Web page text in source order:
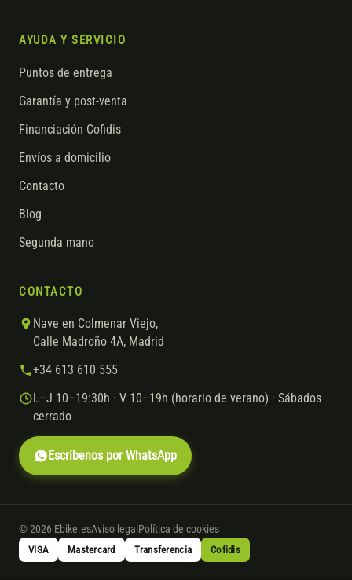
AYUDA Y SERVICIO
Puntos de entrega
Garantía y post-venta
Financiación Cofidis
Envíos a domicilio
Contacto
Blog
Segunda mano
CONTACTO
Nave en Colmenar Viejo,
Calle Madroño 4A, Madrid
+34 613 610 555
L–J 10–19:30h · V 10–19h (horario de verano) · Sábados
cerrado
Escríbenos por WhatsApp
© 2026 Ebike.esAviso legal Política de cookies
VISA Mastercard Transferencia Cofidis